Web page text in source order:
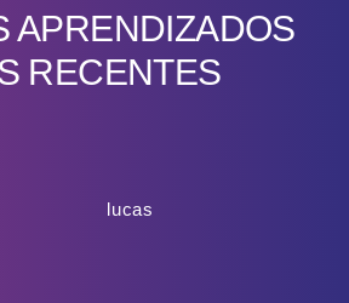
APRENDIZADOS
RECENTES
lucas